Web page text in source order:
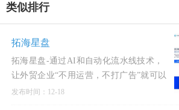
类似排行
拓海星盘
拓海星盘-通过AI和自动化流水线技术，
让外贸企业“不用运营，不打广告”就可以
通过海外社媒“精准匹配，营销转化海外
发布时间：12-18